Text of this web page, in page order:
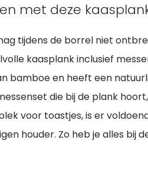
met deze
tijdens de borrel niet
kaasplank inclusief
bamboe en heeft een
die bij de plank
voor toastjes, is er
houder. Zo heb je alles bij